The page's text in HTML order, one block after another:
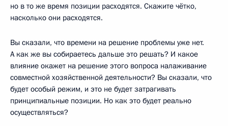
но в то же время позиции расходятся. Скажите чётко,
насколько они расходятся.
Вы сказали, что времени на решение проблемы уже нет.
А как же вы собираетесь дальше это решать? И какое
влияние окажет на решение этого вопроса налаживание
совместной хозяйственной деятельности? Вы сказали, что
будет особый режим, и это не будет затрагивать
принципиальные позиции. Но как это будет реально
осуществляться?